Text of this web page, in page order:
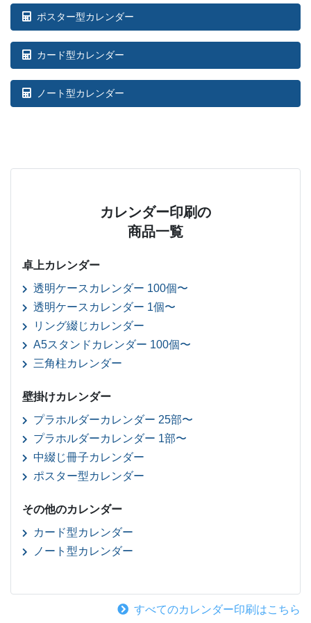
ポスター型カレンダー
カード型カレンダー
ノート型カレンダー
カレンダー印刷の
商品一覧
卓上カレンダー
透明ケースカレンダー 100個〜
透明ケースカレンダー 1個〜
リング綴じカレンダー
A5スタンドカレンダー 100個〜
三角柱カレンダー
壁掛けカレンダー
プラホルダーカレンダー 25部〜
プラホルダーカレンダー 1部〜
中綴じ冊子カレンダー
ポスター型カレンダー
その他のカレンダー
カード型カレンダー
ノート型カレンダー
すべてのカレンダー印刷はこちら